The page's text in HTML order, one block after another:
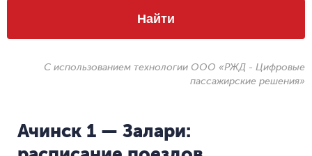
Найти
С использованием технологии ООО «РЖД - Цифровые
пассажирские решения»
Ачинск 1 — Залари: